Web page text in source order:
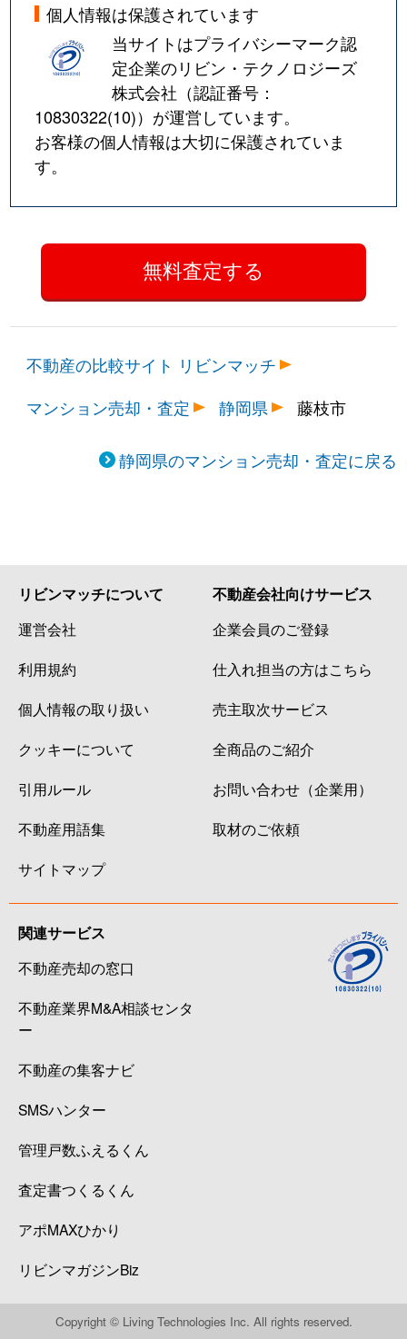
個人情報は保護されています
当サイトはプライバシーマーク認
定企業のリビン・テクノロジーズ
株式会社（認証番号：
10830322(10)）が運営しています。
お客様の個人情報は大切に保護されていま
す。
不動産の比較サイト リビンマッチ
マンション売却・査定
静岡県 藤枝市
静岡県のマンション売却・査定に戻る
リビンマッチについて
運営会社
利用規約
個人情報の取り扱い
クッキーについて
引用ルール
不動産用語集
サイトマップ
不動産会社向けサービス
企業会員のご登録
仕入れ担当の方はこちら
売主取次サービス
全商品のご紹介
お問い合わせ（企業用）
取材のご依頼
関連サービス
不動産売却の窓口
不動産業界M&A相談センタ
ー
不動産の集客ナビ
SMSハンター
管理戸数ふえるくん
査定書つくるくん
アポMAXひかり
リビンマガジンBiz
Copyright © Living Technologies Inc. All rights reserved.